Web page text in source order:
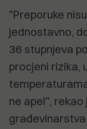
"Preporuke
jednostavno,
36 stupnjeva
procjeni rizika,
ne apel", rekao